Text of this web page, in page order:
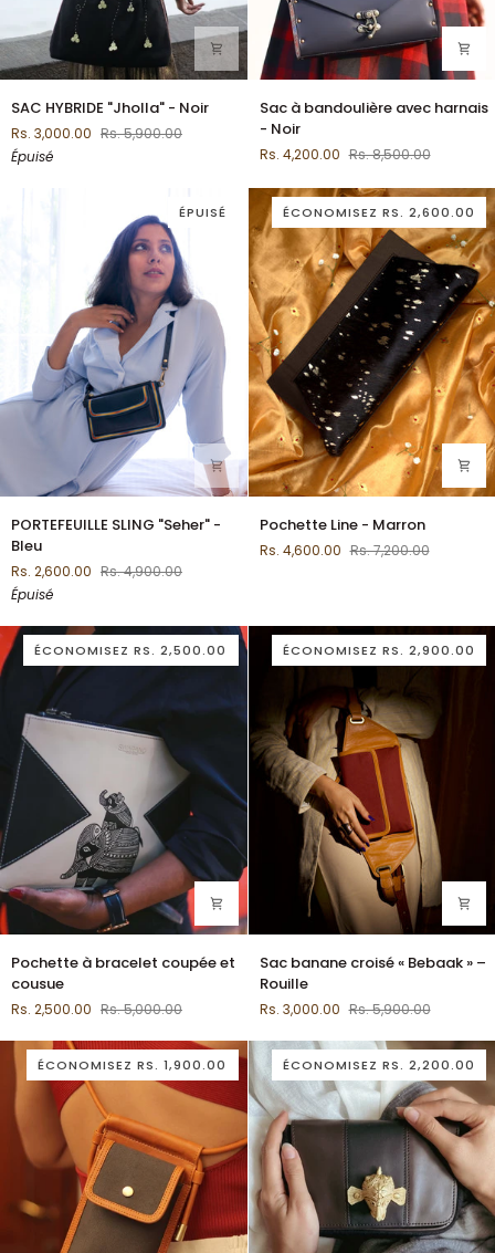
HYBRIDE
"Jholla"
-
SAC HYBRIDE "Jholla" - Noir
Rs. 3,000.00 Rs. 5,900.00
Épuisé
à
bandoulière
avec
Noir
Sac à bandoulière avec harnais
- Noir
Rs. 4,200.00 Rs. 8,500.00
ÉPUISÉ
PORTEFEUILLE
SLING
"Seher"
-
Bleu
PORTEFEUILLE SLING "Seher" -
Bleu
Rs. 2,600.00 Rs. 4,900.00
Épuisé
ÉCONOMISEZ RS. 2,600.00
Pochette
Line
-
Pochette Line - Marron
Rs. 4,600.00 Rs. 7,200.00
ÉCONOMISEZRS. 2,500.00
Pochette
à
bracelet
coupée
et
cousue
Pochette à bracelet coupée et
cousue
Rs. 2,500.00 Rs. 5,000.00
ÉCONOMISEZ RS. 2,900.00
Sac
banane
croisé
«
Bebaak
–
Rouille
Sac banane croisé « Bebaak » –
Rouille
Rs. 3,000.00 Rs. 5,900.00
ÉCONOMISEZRS. 1,900.00 ÉCONOMISEZ RS. 2,200.00